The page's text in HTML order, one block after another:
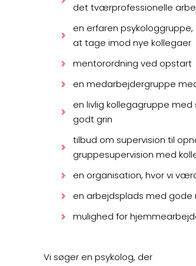
det tværprofessionelle
en erfaren
at tage imod nye kollegaer
mentorordning ved opstart
en medarbejdergruppe
en livlig kollegagruppe
godt grin
tilbud om supervision til
gruppesupervision med
en organisation, hvor vi
en arbejdsplads med gode
mulighed for
Vi søger en psykolog, der